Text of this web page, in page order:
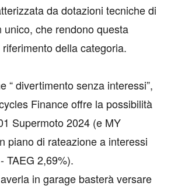
da dotazioni tecniche di
unico, che rendono questa
della categoria.
“ divertimento senza interessi”,
Finance offre la possibilità
Supermoto 2024 (e MY
piano di rateazione a interessi
TAEG 2,69%).
in garage basterà versare